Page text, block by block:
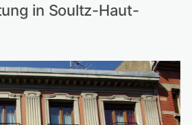
in Soultz-Haut-